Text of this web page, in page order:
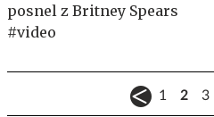
posnel z Britney Spears
#video
1 2 3